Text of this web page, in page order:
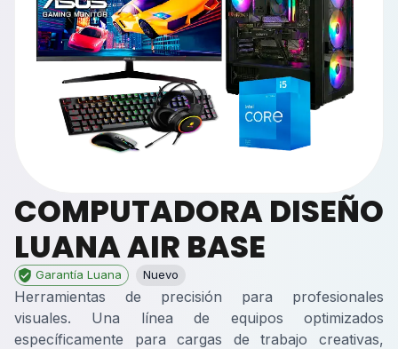
COMPUTADORA DISEÑO
LUANA AIR BASE
Garantía Luana Nuevo
Herramientas de precisión para profesionales
visuales. Una línea de equipos optimizados
específicamente para cargas de trabajo creativas,